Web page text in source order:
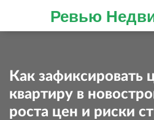
Ревью
Как зафиксировать
квартиру в
роста цен и риски